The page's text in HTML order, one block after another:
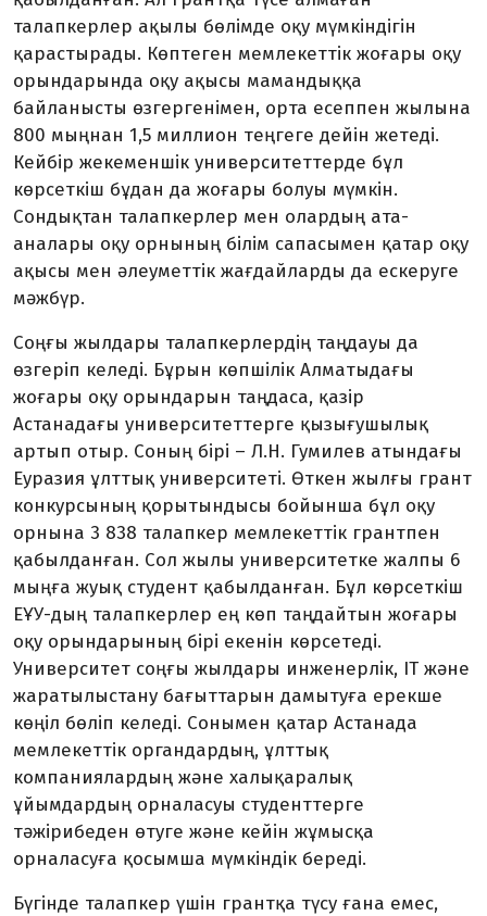
талапкерлер ақылы бөлімде оқу мүмкіндігін
қарастырады. Көптеген мемлекеттік жоғары оқу
орындарында оқу ақысы мамандыққа
байланысты өзгергенімен, орта есеппен жылына
800 мыңнан 1,5 миллион теңгеге дейін жетеді.
Кейбір жекеменшік университеттерде бұл
көрсеткіш бұдан да жоғары болуы мүмкін.
Сондықтан талапкерлер мен олардың ата-
аналары оқу орнының білім сапасымен қатар оқу
ақысы мен әлеуметтік жағдайларды да ескеруге
мәжбүр.
Соңғы жылдары талапкерлердің таңдауы да
өзгеріп келеді. Бұрын көпшілік Алматыдағы
жоғары оқу орындарын таңдаса, қазір
Астанадағы университеттерге қызығушылық
артып отыр. Соның бірі – Л.Н. Гумилев атындағы
Еуразия ұлттық университеті. Өткен жылғы грант
конкурсының қорытындысы бойынша бұл оқу
орнына 3 838 талапкер мемлекеттік грантпен
қабылданған. Сол жылы университетке жалпы 6
мыңға жуық студент қабылданған. Бұл көрсеткіш
ЕҰУ-дың талапкерлер ең көп таңдайтын жоғары
оқу орындарының бірі екенін көрсетеді.
Университет соңғы жылдары инженерлік, IT және
жаратылыстану бағыттарын дамытуға ерекше
көңіл бөліп келеді. Сонымен қатар Астанада
мемлекеттік органдардың, ұлттық
компаниялардың және халықаралық
ұйымдардың орналасуы студенттерге
тәжірибеден өтуге және кейін жұмысқа
орналасуға қосымша мүмкіндік береді.
Бүгінде талапкер үшін грантқа түсу ғана емес,